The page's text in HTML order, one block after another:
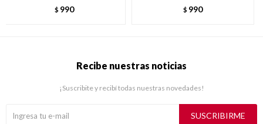
$ 990 $ 990
Recibe nuestras noticias
¡Suscribite y recibí todas nuestras novedades!
SUSCRIBIRME